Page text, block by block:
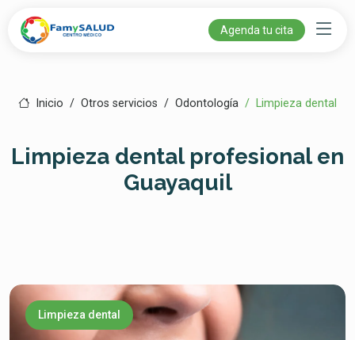
Agenda tu cita
Inicio Otros servicios Odontología Limpieza dental
Limpieza dental profesional en
Guayaquil
Limpieza dental